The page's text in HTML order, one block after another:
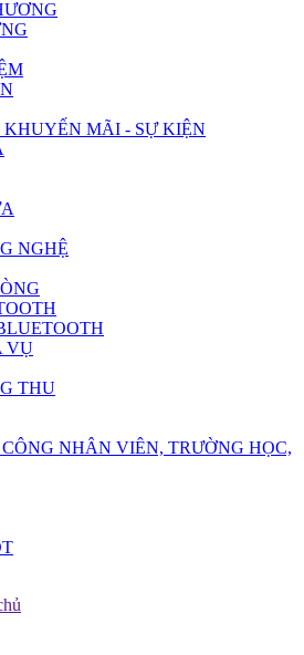
MÃI - SỰ KIỆN
NGHỆ
VỤ
THU
NHÂN VIÊN, TRƯỜNG HỌC,